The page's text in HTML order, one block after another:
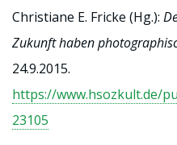
Christiane E. Fricke (Hg.):
Zukunft haben
24.9.2015.
https://www.hsozkult.de/
23105